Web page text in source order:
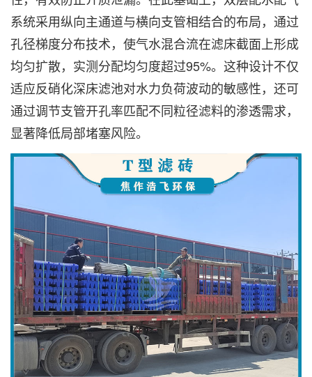
系统采用纵向主通道与横向支管相结合的布局，通过
孔径梯度分布技术，使气水混合流在滤床截面上形成
均匀扩散，实测分配均匀度超过95%。这种设计不仅
适应反硝化深床滤池对水力负荷波动的敏感性，还可
通过调节支管开孔率匹配不同粒径滤料的渗透需求，
显著降低局部堵塞风险。